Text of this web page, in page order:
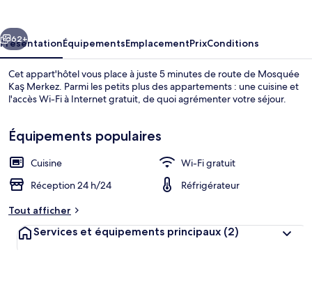
Özkan Apart 4 | Wi-Fi gratuit
Suivant
62+
PrésentationÉquipementsEmplacementPrixConditions
Cet appart'hôtel vous place à juste 5 minutes de route de Mosquée
Kaş Merkez. Parmi les petits plus des appartements : une cuisine et
l'accès Wi-Fi à Internet gratuit, de quoi agrémenter votre séjour.
Équipements populaires
Cuisine
Wi-Fi gratuit
Réception 24 h/24
Réfrigérateur
Tout afficher
Services et équipements principaux (2)